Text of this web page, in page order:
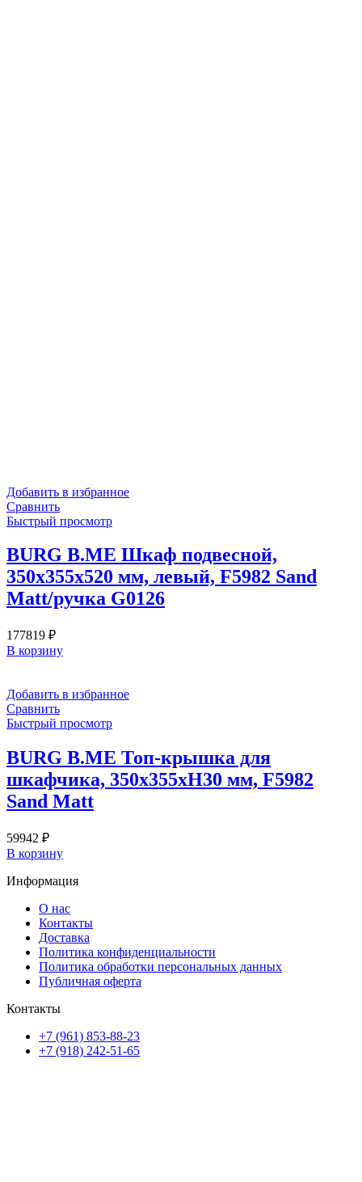
Добавить в избранное
Сравнить
Быстрый просмотр
BURG B.ME Шкаф подвесной,
350х355х520 мм, левый, F5982 Sand
Matt/ручка G0126
177819 ₽
В корзину
Добавить в избранное
Сравнить
Быстрый просмотр
BURG B.ME Топ-крышка для
шкафчика, 350х355хH30 мм, F5982
Sand Matt
59942 ₽
В корзину
Информация
О нас
Контакты
Доставка
Политика конфиденциальности
Политика обработки персональных данных
Публичная оферта
Контакты
+7 (961) 853-88-23
+7 (918) 242-51-65